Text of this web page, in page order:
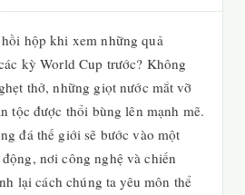
hộp khi xem những quả
kỳ World Cup trước? Không
thở, những giọt nước mắt vỡ
tộc được thổi bùng lên mạnh mẽ.
đá thế giới sẽ bước vào một
nơi công nghệ và chiến
lại cách chúng ta yêu môn thể